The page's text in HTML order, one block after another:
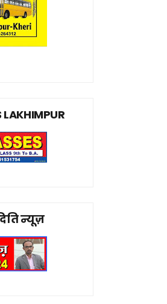
LAKHIMPUR
न्यूज़